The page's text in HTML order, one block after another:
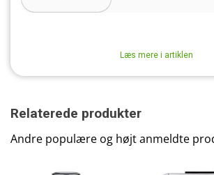
Læs mere i artiklen
Relaterede produkter
Andre populære og højt anmeldte